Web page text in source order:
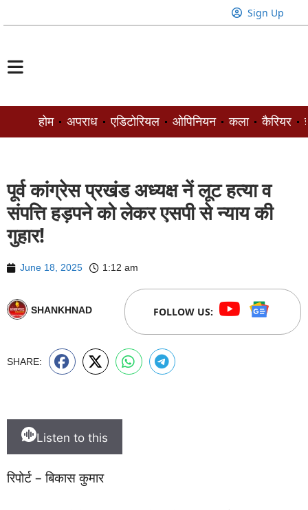
Sign Up
होम अपराध एडिटोरियल ओपिनियन कला कैरियर
पूर्व कांग्रेस प्रखंड अध्यक्ष नें लूट हत्या व
संपत्ति हड़पने को लेकर एसपी से न्याय की
गुहार!
June 18, 2025 1:12 am
SHANKHNAD FOLLOW US:
SHARE:
Listen to this
रिपोर्ट – बिकास कुमार